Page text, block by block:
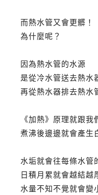
而熱水管又會更髒！
為什麼呢？
因為熱水管的水源
是從冷水管送去熱水
再從熱水器排去熱水
《加熱》原理就跟我
煮沸後邊邊就會產生
水垢就會往每條水管
日積月累就會越結越
水量不知不覺就會變